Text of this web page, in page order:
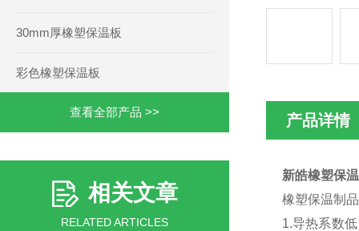
30mm厚橡塑保温板
彩色橡塑保温板
查看全部产品 >>
相关文章
RELATED ARTICLES
产品详情
新皓橡塑保
橡塑保温制
1.导热系数